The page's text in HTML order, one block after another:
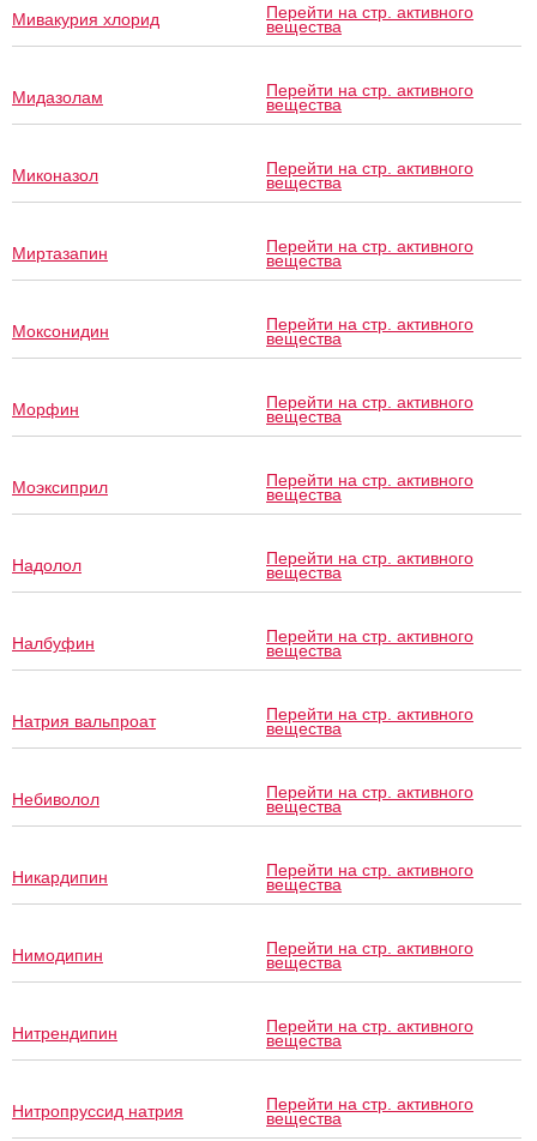
Мивакурия хлорид Перейти на стр. активного
вещества
Мидазолам Перейти на стр. активного
вещества
Миконазол Перейти на стр. активного
вещества
Миртазапин Перейти на стр. активного
вещества
Моксонидин Перейти на стр. активного
вещества
Морфин Перейти на стр. активного
вещества
Моэксиприл Перейти на стр. активного
вещества
Надолол Перейти на стр. активного
вещества
Налбуфин Перейти на стр. активного
вещества
Натрия вальпроат Перейти на стр. активного
вещества
Небиволол Перейти на стр. активного
вещества
Никардипин Перейти на стр. активного
вещества
Нимодипин Перейти на стр. активного
вещества
Нитрендипин Перейти на стр. активного
вещества
Нитропруссид натрия Перейти на стр. активного
вещества